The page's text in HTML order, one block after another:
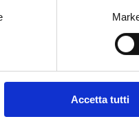
Accetta tutti
ne influenzano il
di